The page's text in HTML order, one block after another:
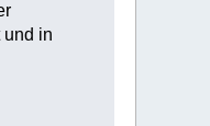
und in